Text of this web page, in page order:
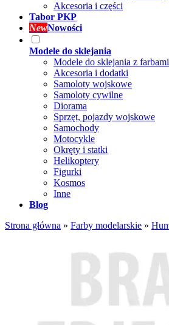
Akcesoria i części
Tabor PKP
NewNowości
Modele do sklejania
Modele do sklejania z farbami
Akcesoria i dodatki
Samoloty wojskowe
Samoloty cywilne
Diorama
Sprzęt, pojazdy wojskowe
Samochody
Motocykle
Okręty i statki
Helikoptery
Figurki
Kosmos
Inne
Blog
Strona główna » Farby modelarskie »